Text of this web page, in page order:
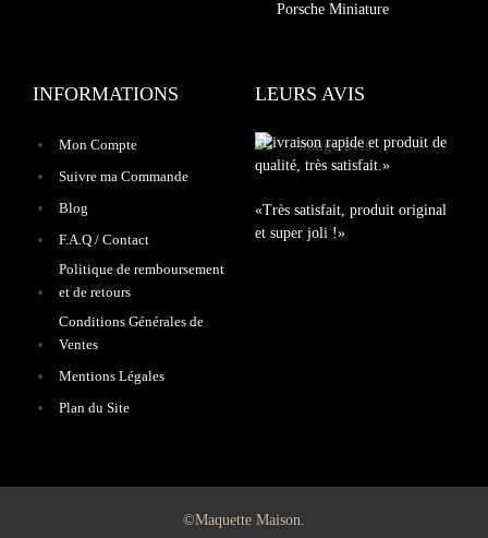
Porsche Miniature
INFORMATIONS
Mon Compte
Suivre ma Commande
Blog
F.A.Q / Contact
Politique de remboursement
et de retours
Conditions Générales de
Ventes
Mentions Légales
Plan du Site
LEURS AVIS
«Livraison rapide et produit de
qualité, très satisfait.»
«Très satisfait, produit original
et super joli !»
©Maquette Maison.